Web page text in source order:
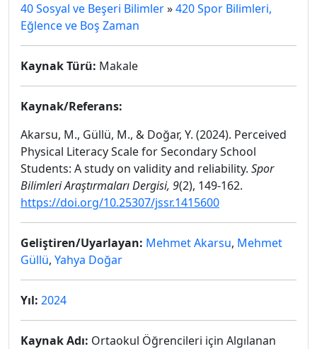
40 Sosyal ve Beşeri Bilimler»420 Spor Bilimleri,
Eğlence ve Boş Zaman
Kaynak Türü: Makale
Kaynak/Referans:
Akarsu, M., Güllü, M., & Doğar, Y. (2024). Perceived
Physical Literacy Scale for Secondary School
Students: A study on validity and reliability. Spor
Bilimleri Araştırmaları Dergisi, 9(2), 149-162.
https://doi.org/10.25307/jssr.1415600
Geliştiren/Uyarlayan: Mehmet Akarsu, Mehmet
Güllü, Yahya Doğar
Yıl: 2024
Kaynak Adı: Ortaokul Öğrencileri için Algılanan